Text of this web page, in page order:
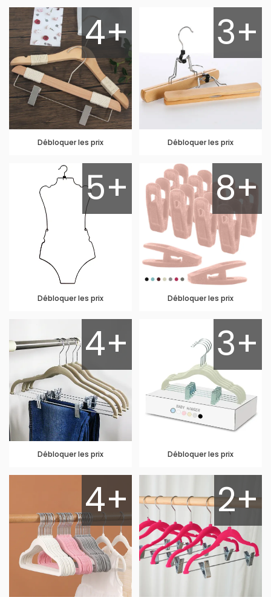
4+
Débloquer les prix
3+
Débloquer les prix
5+
Débloquer les prix
8+
Débloquer les prix
4+
Débloquer les prix
3+
Débloquer les prix
4+ 2+